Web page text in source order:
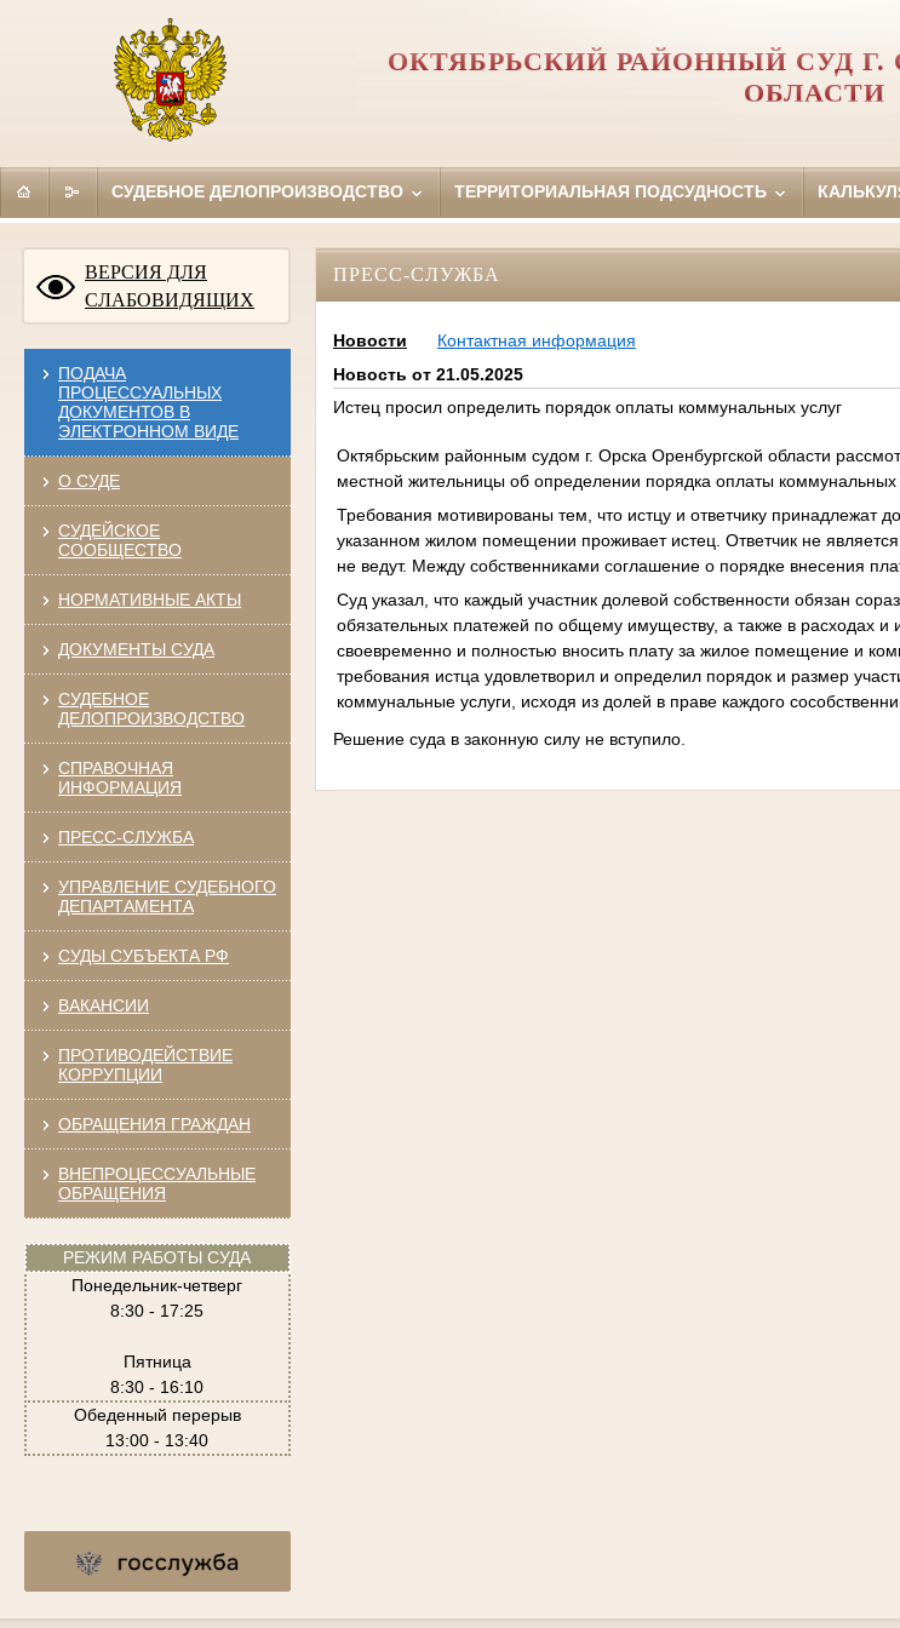
ОКТЯБРЬСКИЙ РАЙОННЫЙ СУД Г.
ОБЛАСТИ
СУДЕБНОЕ ДЕЛОПРОИЗВОДСТВО ТЕРРИТОРИАЛЬНАЯ ПОДСУДНОСТЬ
ВЕРСИЯ ДЛЯ
СЛАБОВИДЯЩИХ
ПОДАЧА
ПРОЦЕССУАЛЬНЫХ
ДОКУМЕНТОВ В
ЭЛЕКТРОННОМ ВИДЕ
О СУДЕ
СУДЕЙСКОЕ
СООБЩЕСТВО
НОРМАТИВНЫЕ АКТЫ
ДОКУМЕНТЫ СУДА
СУДЕБНОЕ
ДЕЛОПРОИЗВОДСТВО
СПРАВОЧНАЯ
ИНФОРМАЦИЯ
ПРЕСС-СЛУЖБА
УПРАВЛЕНИЕ СУДЕБНОГО
ДЕПАРТАМЕНТА
СУДЫ СУБЪЕКТА РФ
ВАКАНСИИ
ПРОТИВОДЕЙСТВИЕ
КОРРУПЦИИ
ОБРАЩЕНИЯ ГРАЖДАН
ВНЕПРОЦЕССУАЛЬНЫЕ
ОБРАЩЕНИЯ
РЕЖИМ РАБОТЫ СУДА
Понедельник-четверг
8:30 - 17:25
Пятница
8:30 - 16:10
Обеденный перерыв
13:00 - 13:40
ПРЕСС-СЛУЖБА
Новости
Контактная информация
Новость от 21.05.2025
Истец просил определить порядок оплаты коммунальных услуг
Октябрьским районным судом г. Орска Оренбургской области
местной жительницы об определении порядка оплаты коммунальных
Требования мотивированы тем, что истцу и ответчику принадлежат
указанном жилом помещении проживает истец. Ответчик не
не ведут. Между собственниками соглашение о порядке внесения
Суд указал, что каждый участник долевой собственности обязан
обязательных платежей по общему имуществу, а также в расходах и
своевременно и полностью вносить плату за жилое помещение и
требования истца удовлетворил и определил порядок и размер
коммунальные услуги, исходя из долей в праве каждого
Решение суда в законную силу не вступило.